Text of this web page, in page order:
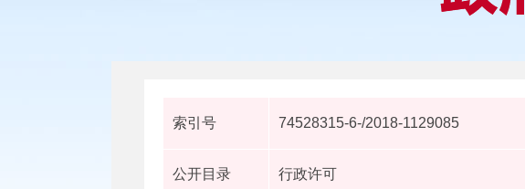
索引号 74528315-6-/2018-1129085
公开目录 行政许可